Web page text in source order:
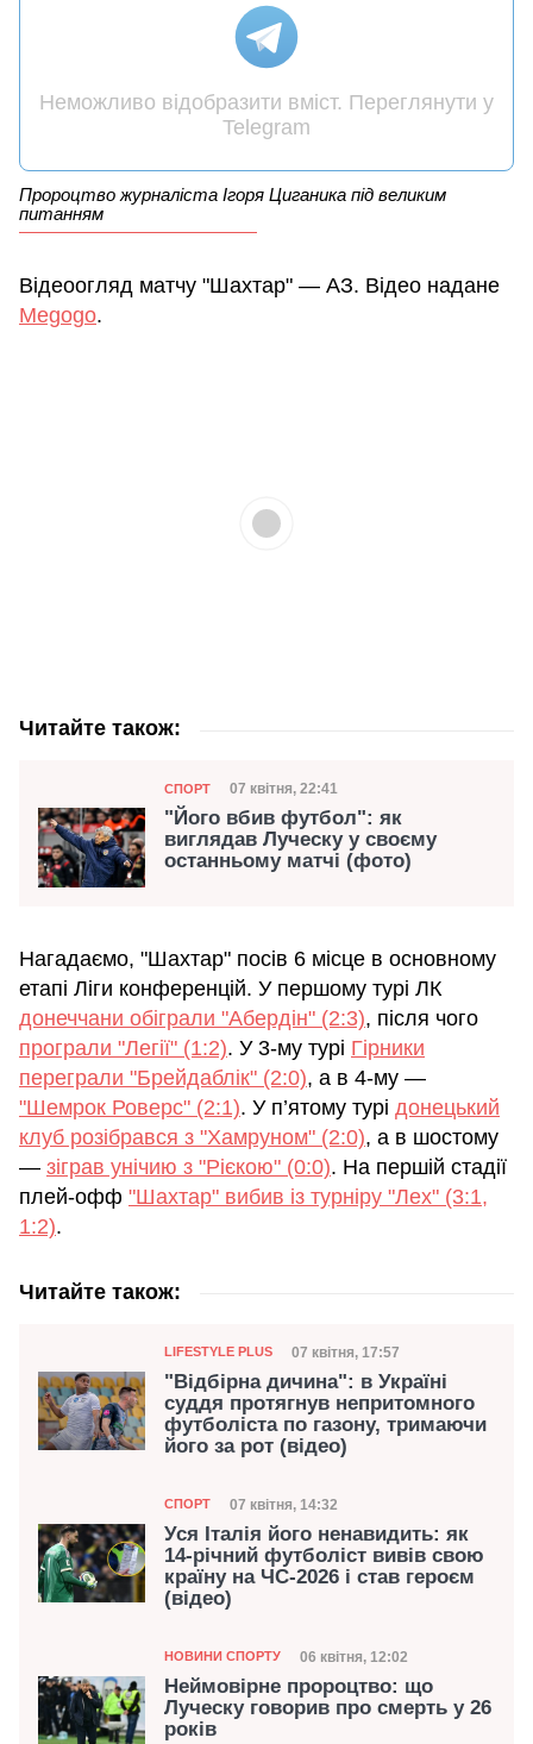
Неможливо відобразити вміст. Переглянути у
Telegram
Пророцтво журналіста Ігоря Циганика під великим
питанням
Відеоогляд матчу "Шахтар" — АЗ. Відео надане
Megogo.
Читайте також:
Категорія
СПОРТ Дата публікації
07 квітня, 22:41
"Його вбив футбол": як
виглядав Луческу у своєму
останньому матчі (фото)
Нагадаємо, "Шахтар" посів 6 місце в основному
етапі Ліги конференцій. У першому турі ЛК
донеччани обіграли "Абердін" (2:3), після чого
програли "Легії" (1:2). У 3-му турі Гірники
переграли "Брейдаблік" (2:0), а в 4-му —
"Шемрок Роверс" (2:1). У п’ятому турі донецький
клуб розібрався з "Хамруном" (2:0), а в шостому
— зіграв унічию з "Рієкою" (0:0). На першій стадії
плей-офф "Шахтар" вибив із турніру "Лех" (3:1,
1:2).
Читайте також:
Категорія
LIFESTYLE PLUS Дата публікації
07 квітня, 17:57
"Відбірна дичина": в Україні
суддя протягнув непритомного
футболіста по газону, тримаючи
його за рот (відео)
Категорія
СПОРТ Дата публікації
07 квітня, 14:32
Уся Італія його ненавидить: як
14-річний футболіст вивів свою
країну на ЧС-2026 і став героєм
(відео)
Категорія
НОВИНИ СПОРТУ Дата публікації
06 квітня, 12:02
Неймовірне пророцтво: що
Луческу говорив про смерть у 26
років